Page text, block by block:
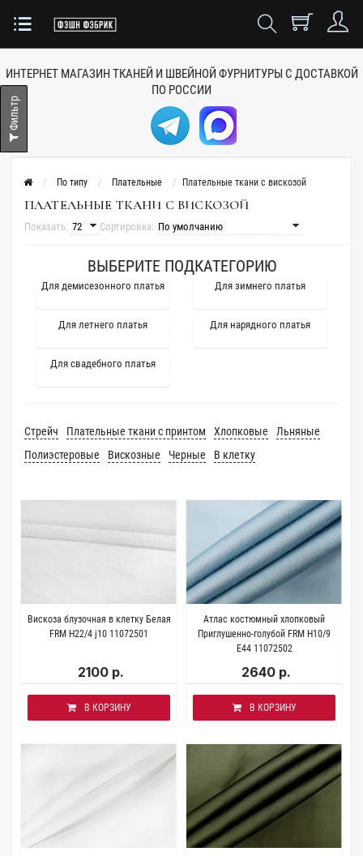
ИНТЕРНЕТ МАГАЗИН ТКАНЕЙ И ШВЕЙНОЙ ФУРНИТУРЫ С ДОСТАВКОЙ
ПО РОССИИ
По типу Плательные Плательные ткани с вискозой
ПЛАТЕЛЬНЫЕ ТКАНИ С ВИСКОЗОЙ
Показать: Сортировка:
ВЫБЕРИТЕ ПОДКАТЕГОРИЮ
Для демисезонного платья Для зимнего платья
Для летнего платья Для нарядного платья
Для свадебного платья
Стрейч Плательные ткани с принтом Хлопковые
Льняные
Полиэстеровые
Вискозные Черные В клетку
Вискоза блузочная в клетку Белая
FRM H22/4 j10 11072501
2100 р.
В КОРЗИНУ
Атлас костюмный хлопковый
Приглушенно-голубой FRM H10/9
Е44 11072502
2640 р.
В КОРЗИНУ
Фильтр